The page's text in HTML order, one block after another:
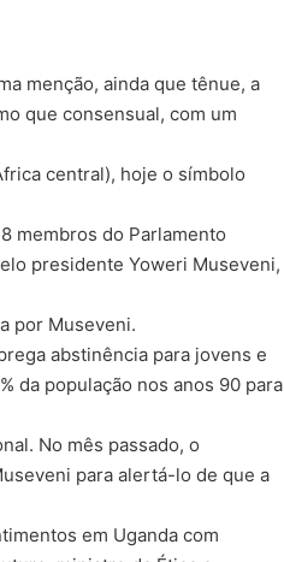
menção, ainda que tênue, a
que consensual, com um
central), hoje o símbolo
membros do Parlamento
presidente Yoweri Museveni,
por Museveni.
abstinência para jovens e
da população nos anos 90 para
No mês passado, o
para alertá-lo de que a
em Uganda com